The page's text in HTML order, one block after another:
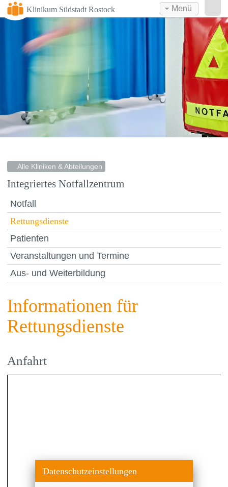
Klinikum Südstadt Rostock Menü
Alle Kliniken & Abteilungen
Integriertes Notfallzentrum
Notfall
Rettungsdienste
Patienten
Veranstaltungen und Termine
Aus- und Weiterbildung
Informationen für
Rettungsdienste
Anfahrt
Datenschutzeinstellungen